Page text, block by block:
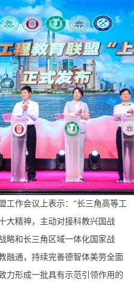
工作会议上表示：“长三角高等工
大精神，主动对接科教兴国战
略和长三角区域一体化国家战
融通，持续完善德智体美劳全面
力形成一批具有示范引领作用的